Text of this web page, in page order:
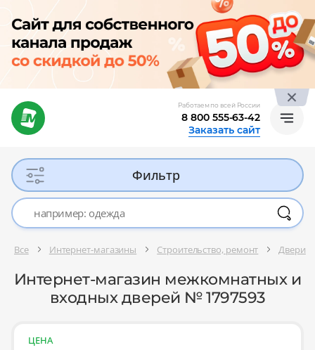
Работаем по всей России
8 800 555-63-42
Заказать сайт
Фильтр
Все Интернет-магазины Строительство, ремонт Двери
Интернет-магазин межкомнатных и
входных дверей № 1797593
ЦЕНА